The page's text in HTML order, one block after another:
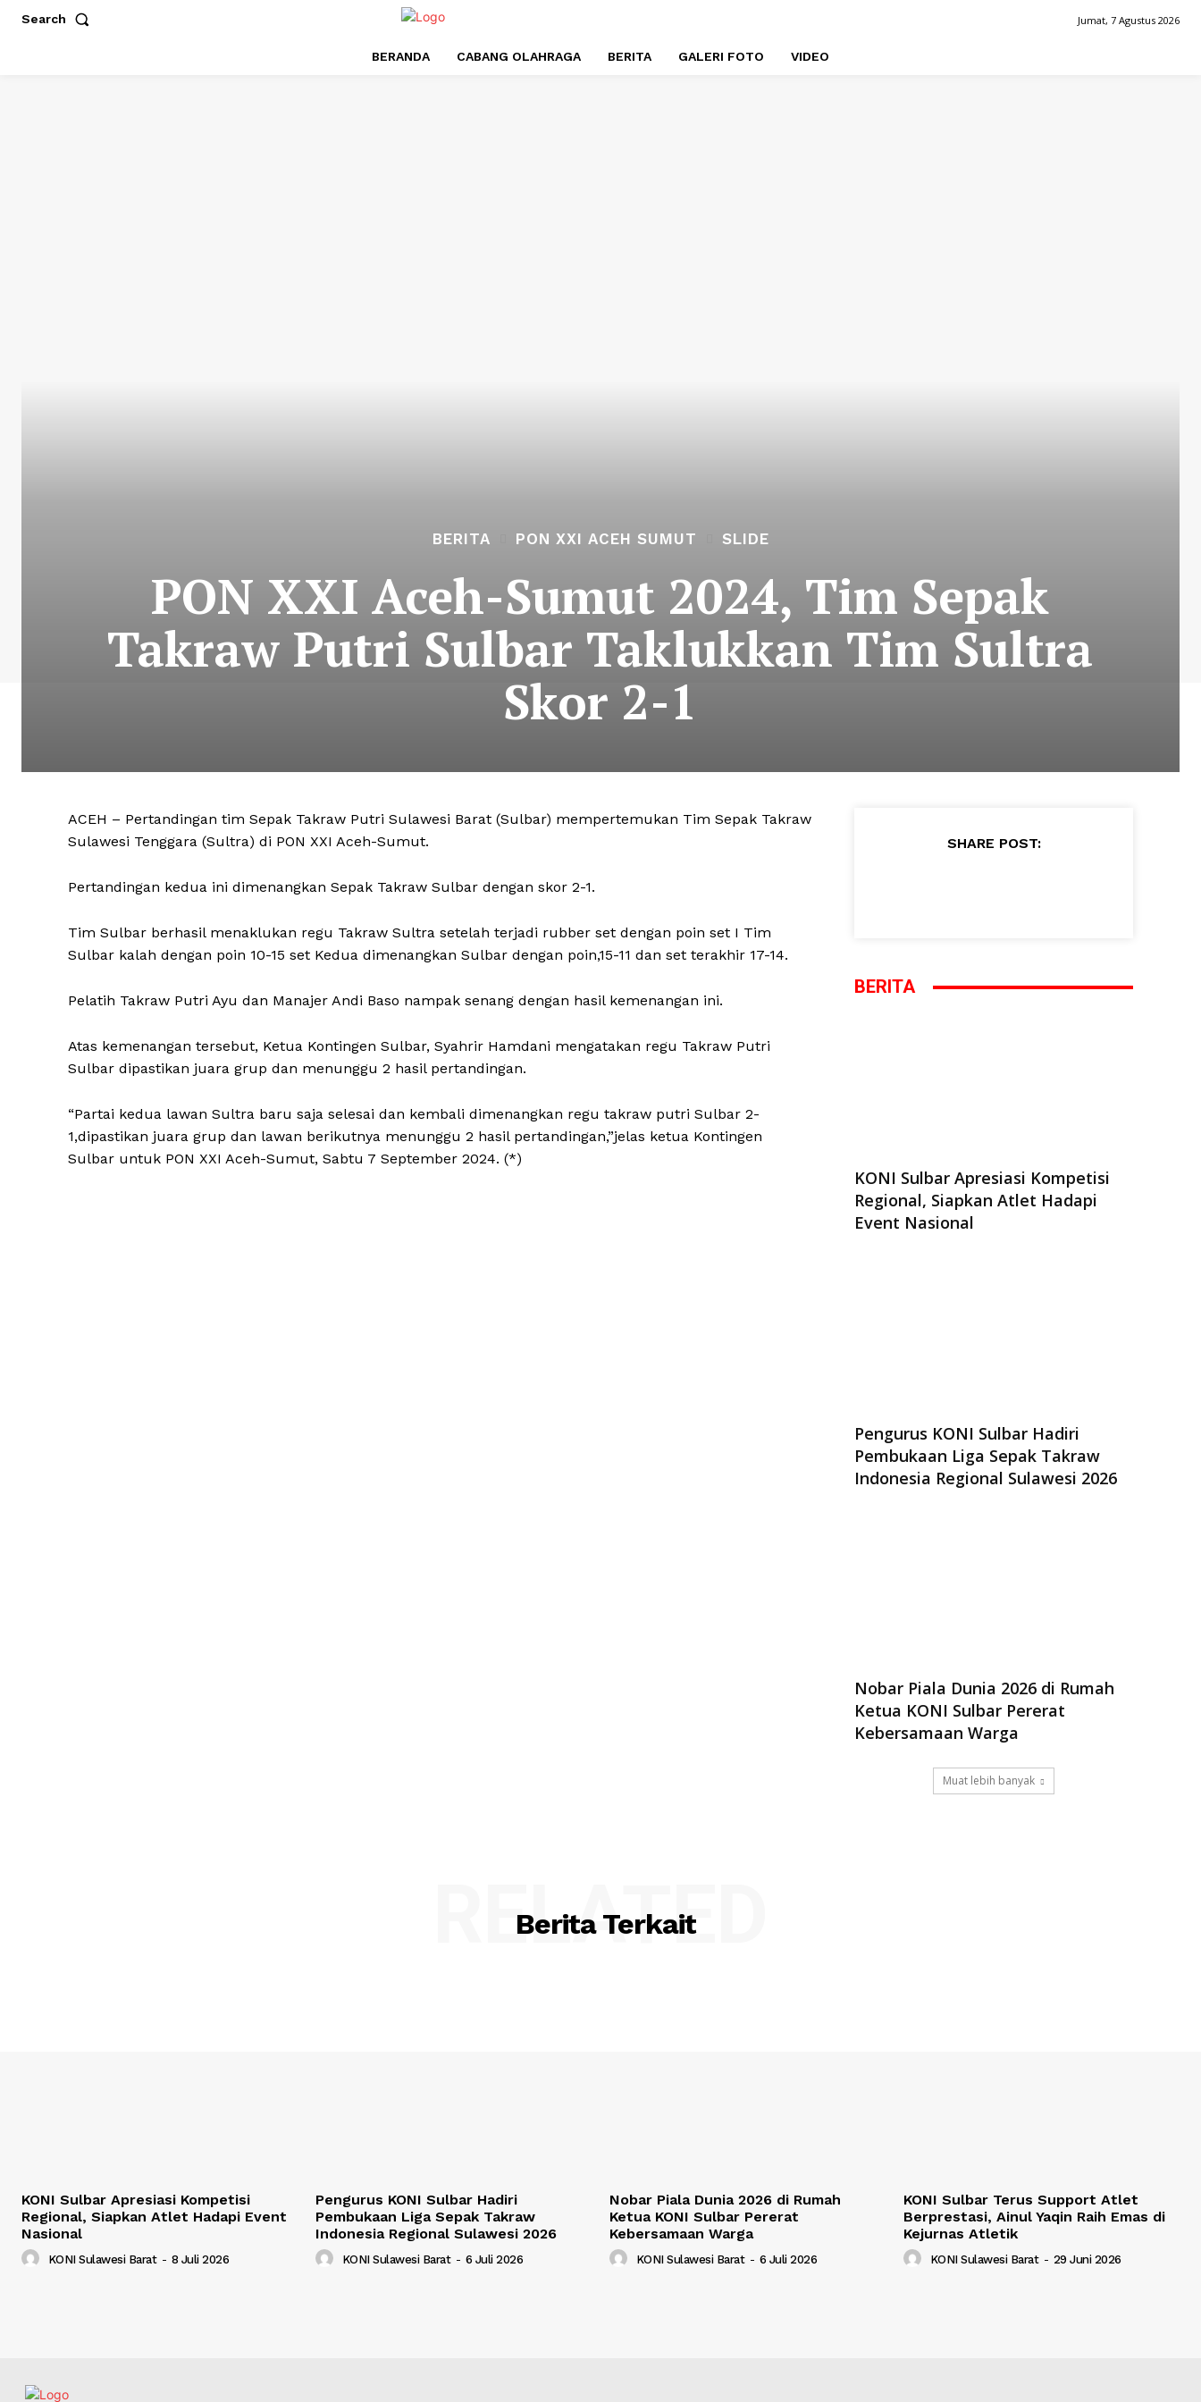
Search Jumat, 7 Agustus 2026
BERANDA CABANG OLAHRAGA BERITA GALERI FOTO VIDEO
BERITA PON XXI ACEH SUMUT SLIDE
PON XXI Aceh-Sumut 2024, Tim Sepak
Takraw Putri Sulbar Taklukkan Tim Sultra
Skor 2-1
ACEH – Pertandingan tim Sepak Takraw Putri Sulawesi Barat (Sulbar) mempertemukan Tim Sepak Takraw
Sulawesi Tenggara (Sultra) di PON XXI Aceh-Sumut.
Pertandingan kedua ini dimenangkan Sepak Takraw Sulbar dengan skor 2-1.
Tim Sulbar berhasil menaklukan regu Takraw Sultra setelah terjadi rubber set dengan poin set I Tim
Sulbar kalah dengan poin 10-15 set Kedua dimenangkan Sulbar dengan poin,15-11 dan set terakhir 17-14.
Pelatih Takraw Putri Ayu dan Manajer Andi Baso nampak senang dengan hasil kemenangan ini.
Atas kemenangan tersebut, Ketua Kontingen Sulbar, Syahrir Hamdani mengatakan regu Takraw Putri
Sulbar dipastikan juara grup dan menunggu 2 hasil pertandingan.
“Partai kedua lawan Sultra baru saja selesai dan kembali dimenangkan regu takraw putri Sulbar 2-
1,dipastikan juara grup dan lawan berikutnya menunggu 2 hasil pertandingan,”jelas ketua Kontingen
Sulbar untuk PON XXI Aceh-Sumut, Sabtu 7 September 2024. (*)
SHARE POST:
BERITA
KONI Sulbar Apresiasi Kompetisi
Regional, Siapkan Atlet Hadapi
Event Nasional
Pengurus KONI Sulbar Hadiri
Pembukaan Liga Sepak Takraw
Indonesia Regional Sulawesi 2026
Nobar Piala Dunia 2026 di Rumah
Ketua KONI Sulbar Pererat
Kebersamaan Warga
Muat lebih banyak
Berita Terkait
RELATED
KONI Sulbar Apresiasi Kompetisi
Regional, Siapkan Atlet Hadapi Event
Nasional
KONI Sulawesi Barat - 8 Juli 2026
Pengurus KONI Sulbar Hadiri
Pembukaan Liga Sepak Takraw
Indonesia Regional Sulawesi 2026
KONI Sulawesi Barat - 6 Juli 2026
Nobar Piala Dunia 2026 di Rumah
Ketua KONI Sulbar Pererat
Kebersamaan Warga
KONI Sulawesi Barat - 6 Juli 2026
KONI Sulbar Terus Support Atlet
Berprestasi, Ainul Yaqin Raih Emas di
Kejurnas Atletik
KONI Sulawesi Barat - 29 Juni 2026